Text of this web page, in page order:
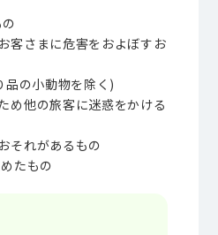
客さまに危害をおよぼすお
品の小動物を除く)
め他の旅客に迷惑をかける
それがあるもの
たもの